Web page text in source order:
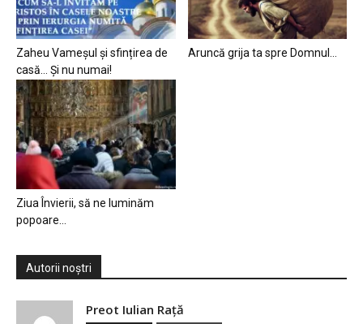
Zaheu Vameșul și sfințirea de
casă… Și nu numai!
Aruncă grija ta spre Domnul…
Ziua Învierii, să ne luminăm
popoare…
Autorii noștri
Preot Iulian Raţă